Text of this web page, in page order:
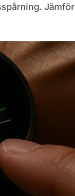
Jämför